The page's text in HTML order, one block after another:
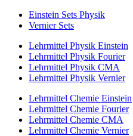
Einstein Sets Physik
Vernier Sets
Lehrmittel Physik Einstein
Lehrmittel Physik Fourier
Lehrmittel Physik CMA
Lehrmittel Physik Vernier
Lehrmittel Chemie Einstein
Lehrmittel Chemie Fourier
Lehrmittel Chemie CMA
Lehrmittel Chemie Vernier